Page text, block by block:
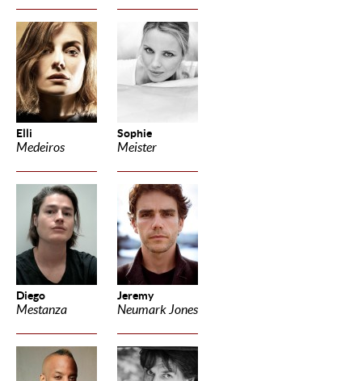
Elli
Medeiros
Sophie
Meister
Diego
Mestanza
Jeremy
Neumark Jones